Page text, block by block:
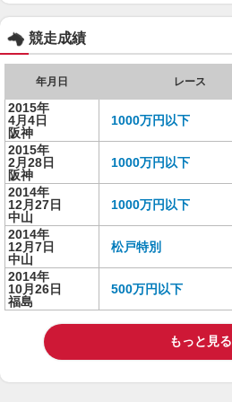
競走成績
年月日 レース
2015年
4月4日
阪神
1000万円以下
2015年
2月28日
阪神
1000万円以下
2014年
12月27日
中山
1000万円以下
2014年
12月7日
中山
松戸特別
2014年
10月26日
福島
500万円以下
もっと見る